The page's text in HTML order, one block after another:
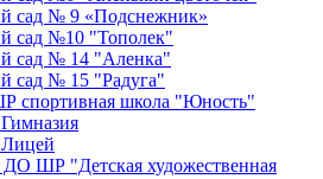
сад № 9 «Подснежник»
сад №10 "Тополек"
сад № 14 "Аленка"
сад № 15 "Радуга"
спортивная школа "Юность"
ШР "Детская художественная